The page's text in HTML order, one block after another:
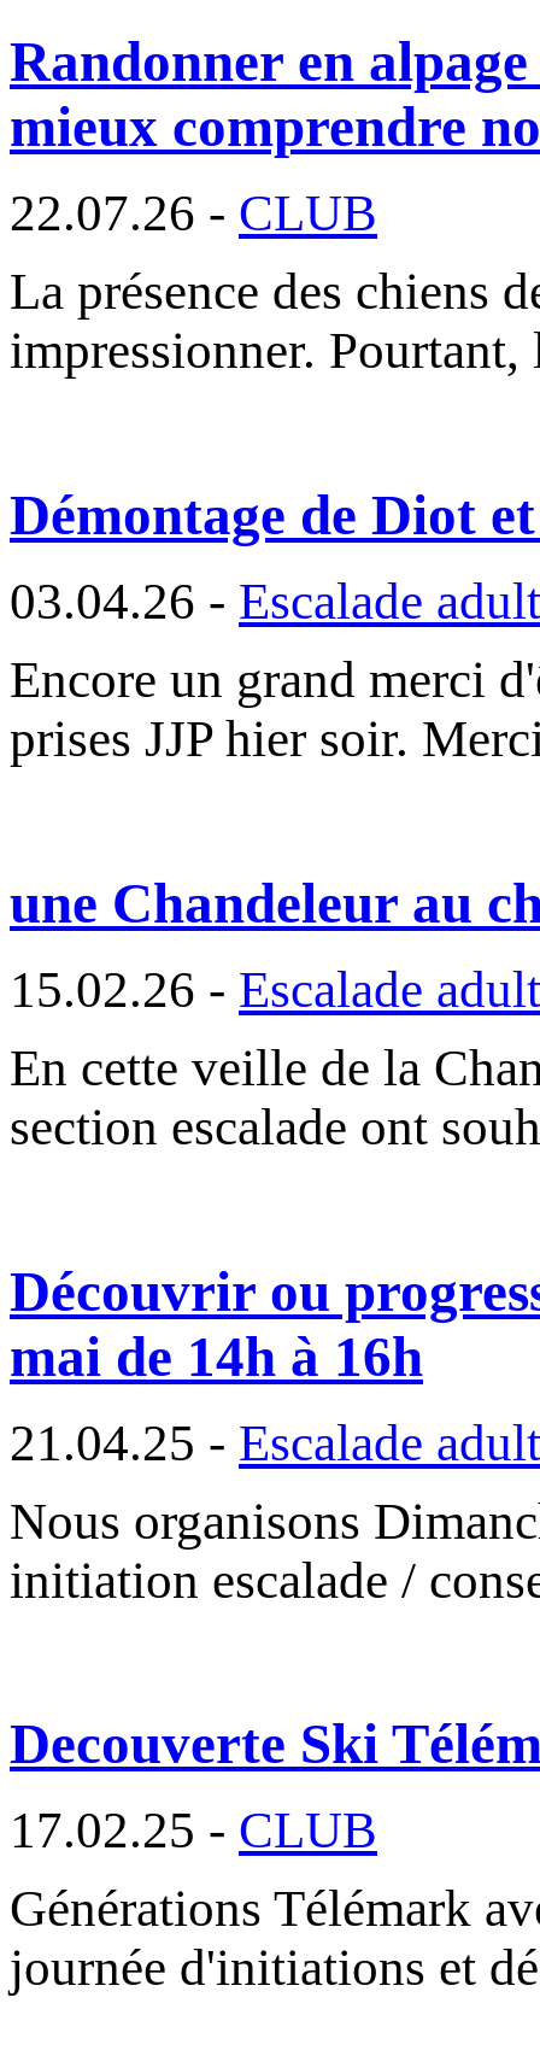
Randonner en
mieux comprendre
22.07.26 - CLUB
La présence des chiens
impressionner.
Démontage de Diot
03.04.26 - Escalade
Encore un grand merci
prises JJP hier soir.
une Chandeleur au
15.02.26 - Escalade
En cette veille de la
section escalade ont
Découvrir ou
mai de 14h à 16h
21.04.25 - Escalade
Nous organisons
initiation escalade /
Decouverte Ski
17.02.25 - CLUB
Générations Télémark
journée d'initiations et